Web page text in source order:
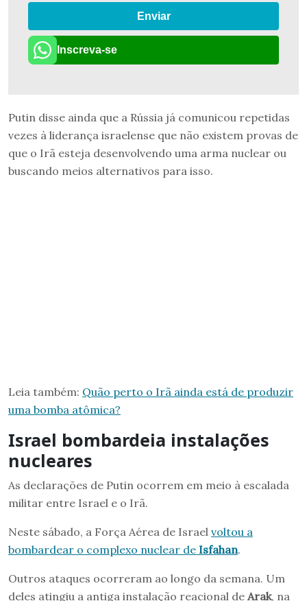
Enviar
Inscreva-se
Putin disse ainda que a Rússia já comunicou repetidas
vezes à liderança israelense que não existem provas de
que o Irã esteja desenvolvendo uma arma nuclear ou
buscando meios alternativos para isso.
Leia também: Quão perto o Irã ainda está de produzir
uma bomba atômica?
Israel bombardeia instalações
nucleares
As declarações de Putin ocorrem em meio à escalada
militar entre Israel e o Irã.
Neste sábado, a Força Aérea de Israel voltou a
bombardear o complexo nuclear de Isfahan.
Outros ataques ocorreram ao longo da semana. Um
deles atingiu a antiga instalação reacional de Arak, na